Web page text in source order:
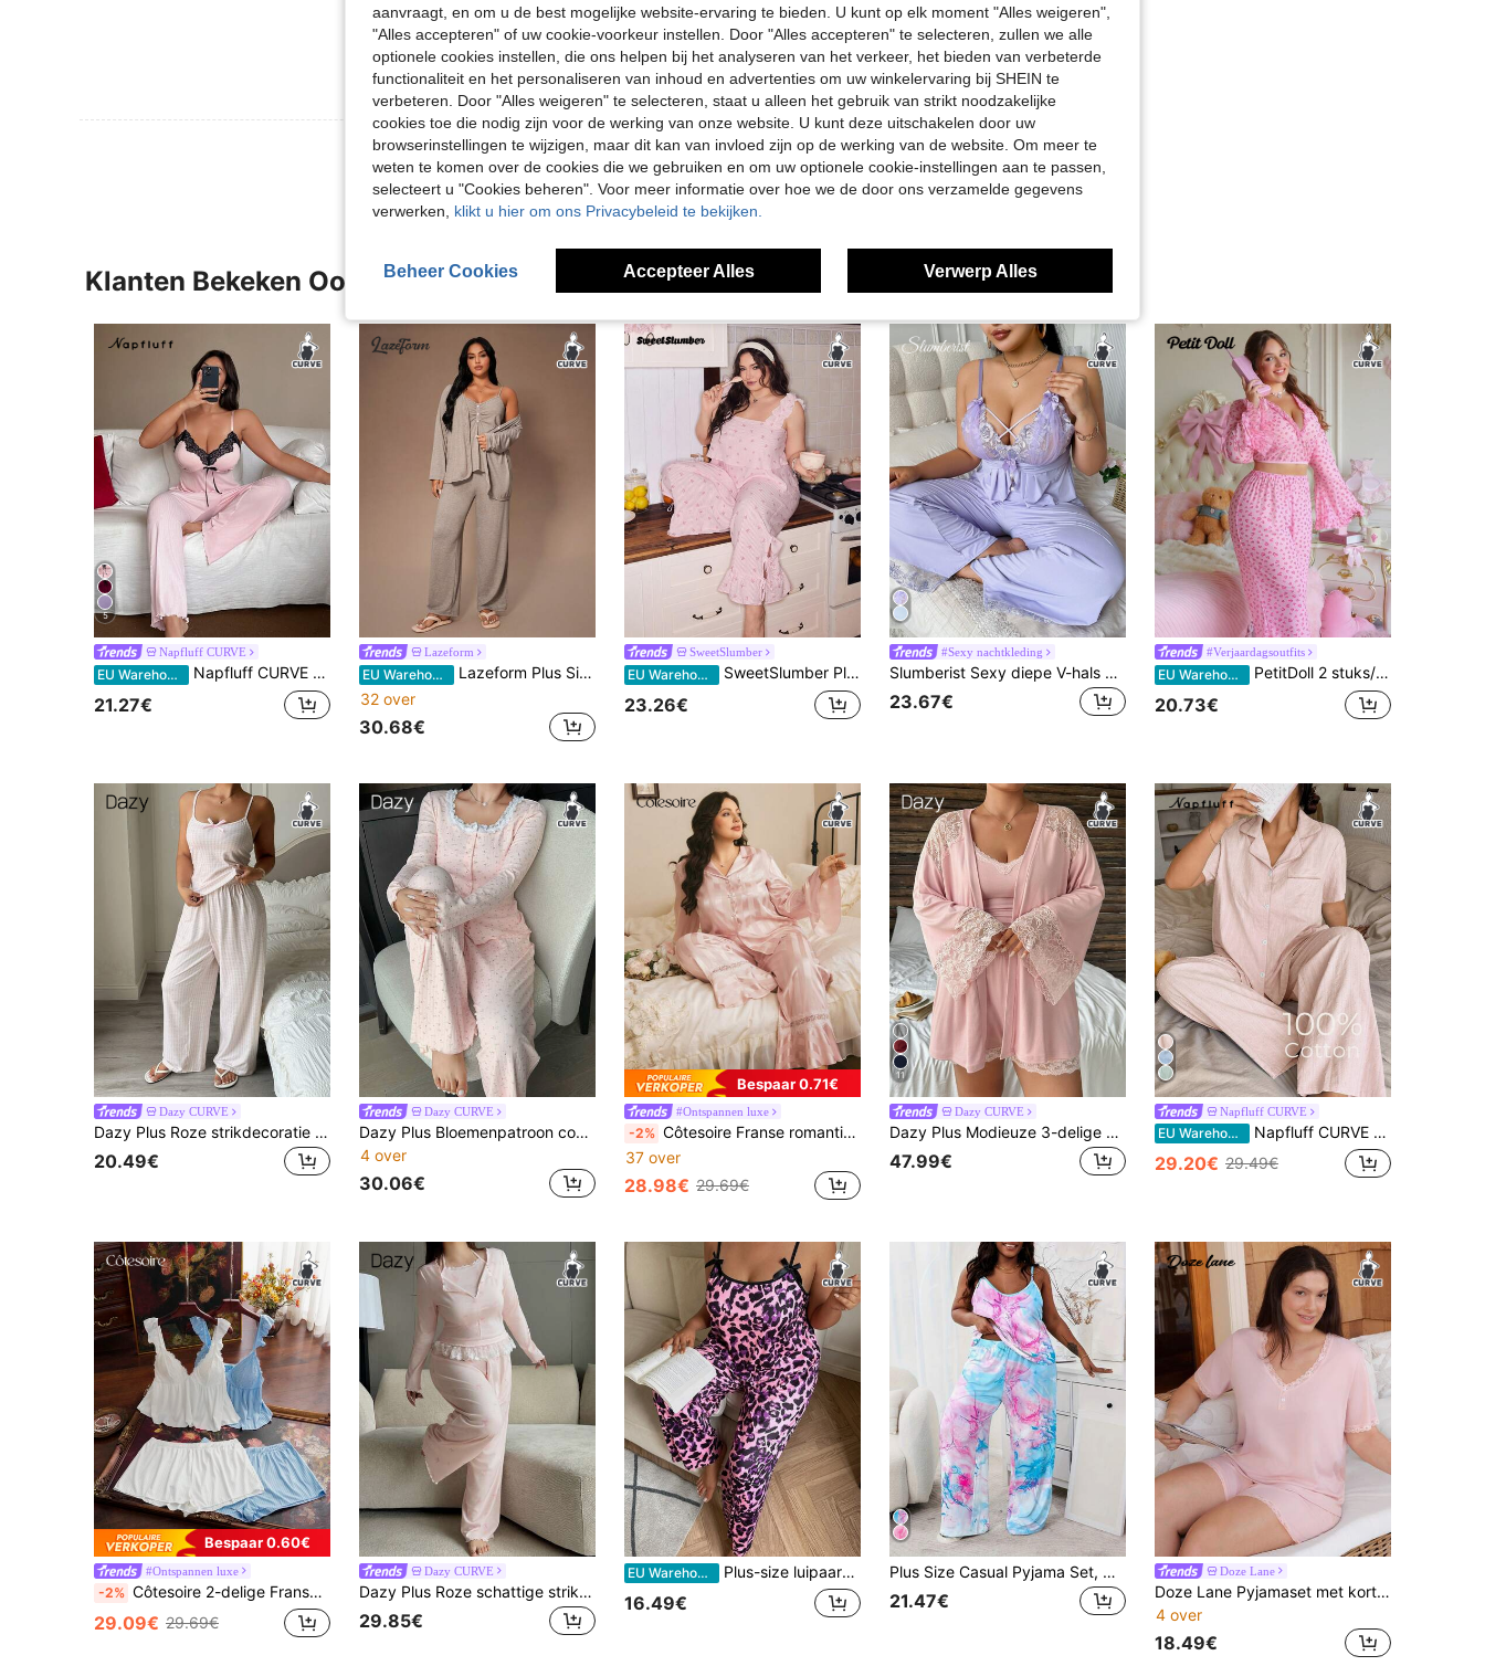
Nuttig (0)
Meer Beoordelingen Bekijken
Klanten Bekeken Ook
5
Napfluff CURVE
EU Warehouse Napfluff CURVE Napfluff CURVE Plus size kanten patchwork camisole en wijde broek loungewear set
21.27€
Lazeform
EU Warehouse
Lazeform Plus Size Effen V-hals Casual Gebreide Badjas & Camisole Top & Broek 3-delige Pyjamaset, Comfortabele Set, Winterkleding
32 over
30.68€
SweetSlumber
EU Warehouse SweetSlumber Plus-size gestreepte strikprint top en broek pyjamaset
23.26€
#Sexy nachtkleding
Slumberist Sexy diepe V-hals met bloemenborduursel en pareldecoratie voor dames, gebreide camisole en broek, pyjamaset
23.67€
#Verjaardagsoutfits
EU Warehouse PetitDoll 2 stuks/set plus size sexy hartprint mesh flare mouwen lingerie set
20.73€
Dazy CURVE
Dazy Plus Roze strikdecoratie slanke pasvorm camisole top & lange broek schattige elegante plus size dames lente/zomer pyjamaset
20.49€
Dazy CURVE
Dazy Plus Bloemenpatroon contrast kant lange broek & nauwsluitende top met lange mouwen 2-delige loungewear pyjamaset, roze
4 over
30.06€
Bespaar 0.71€
#Ontspannen luxe
-2% Côtesoire Franse romantische kanten patchwork pyjamaset met verticale strepen, jacquardstof, open voorkant en revers, plus size stijl.
37 over
28.98€ 29.69€
11
Dazy CURVE
Dazy Plus Modieuze 3-delige huisset, nauwsluitende camisole, cardigan met contrasterende kanten details, broek, elegante plus size damespyjamaset
47.99€
Napfluff CURVE
EU Warehouse Napfluff CURVE Napfluff CURVE Pyjamaset van katoenen jacquard in grote maten, elegante, schattige, minimalistische stijl met reverskraag, korte mouwen en lange broek, geschikt als bovenkleding.
29.20€ 29.49€
Bespaar 0.60€
#Ontspannen luxe
-2% Côtesoire 2-delige Franse romantische elegante pyjamaset met ruches, kant en patchwork, ook verkrijgbaar in grote maten.
29.09€ 29.69€
Dazy CURVE
Dazy Plus Roze schattige strik & bloemenprint haltertop & lange broek plus size dames lente zomer herfst pyjamaset
29.85€
EU Warehouse Plus-size luipaardprint strik decoratie cami top & broek pyjamaset, outfits
16.49€
Plus Size Casual Pyjama Set, Dames Tie-Dye Ronde Hals Losse Camisole En Broek Nachtkleding 2-delige Set, Voor Alle Seizoenen
21.47€
Doze Lane
Doze Lane Pyjamaset met korte mouwen van ribkant en gebreide stof voor dames in grote maten
4 over
18.49€
aanvraagt, en om u de best mogelijke website-ervaring te bieden. U kunt op elk moment "Alles weigeren",
"Alles accepteren" of uw cookie-voorkeur instellen. Door "Alles accepteren" te selecteren, zullen we alle
optionele cookies instellen, die ons helpen bij het analyseren van het verkeer, het bieden van verbeterde
functionaliteit en het personaliseren van inhoud en advertenties om uw winkelervaring bij SHEIN te
verbeteren. Door "Alles weigeren" te selecteren, staat u alleen het gebruik van strikt noodzakelijke
cookies toe die nodig zijn voor de werking van onze website. U kunt deze uitschakelen door uw
browserinstellingen te wijzigen, maar dit kan van invloed zijn op de werking van de website. Om meer te
weten te komen over de cookies die we gebruiken en om uw optionele cookie-instellingen aan te passen,
selecteert u "Cookies beheren". Voor meer informatie over hoe we de door ons verzamelde gegevens
verwerken, klikt u hier om ons Privacybeleid te bekijken.
Beheer Cookies Accepteer Alles Verwerp Alles